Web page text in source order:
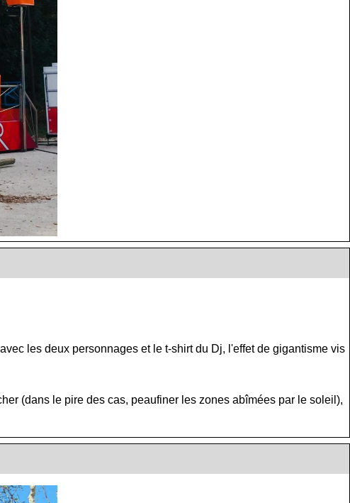
les deux personnages et le t-shirt du Dj, l'effet de gigantisme vis
(dans le pire des cas, peaufiner les zones abîmées par le soleil),